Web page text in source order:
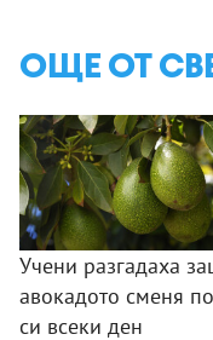
ОЩЕ ОТ
Учени разгадаха
авокадото сменя
си всеки ден